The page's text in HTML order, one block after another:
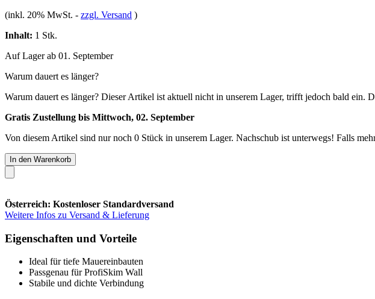
(inkl. 20% MwSt. - zzgl. Versand )
Inhalt: 1 Stk.
Auf Lager ab 01. September
Warum dauert es länger?
Warum dauert es länger? Dieser Artikel ist aktuell nicht in unserem Lager, trifft jedoch bald ein.
Gratis Zustellung bis Mittwoch, 02. September
Von diesem Artikel sind nur noch 0 Stück in unserem Lager. Nachschub ist unterwegs! Falls
In den Warenkorb
Österreich: Kostenloser Standardversand
Weitere Infos zu Versand & Lieferung
Eigenschaften und Vorteile
Ideal für tiefe Mauereinbauten
Passgenau für ProfiSkim Wall
Stabile und dichte Verbindung